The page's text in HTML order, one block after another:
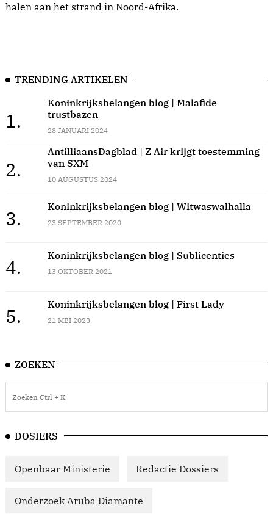
halen aan het strand in Noord-Afrika.
TRENDING ARTIKELEN
1.
Koninkrijksbelangen blog | Malafide
trustbazen
28 JANUARI 2024
2.
AntilliaansDagblad | Z Air krijgt toestemming
van SXM
10 AUGUSTUS 2024
3.
Koninkrijksbelangen blog | Witwaswalhalla
23 SEPTEMBER 2020
4.
Koninkrijksbelangen blog | Sublicenties
13 OKTOBER 2021
5.
Koninkrijksbelangen blog | First Lady
21 MEI 2023
ZOEKEN
DOSIERS
Openbaar Ministerie Redactie Dossiers
Onderzoek Aruba Diamante